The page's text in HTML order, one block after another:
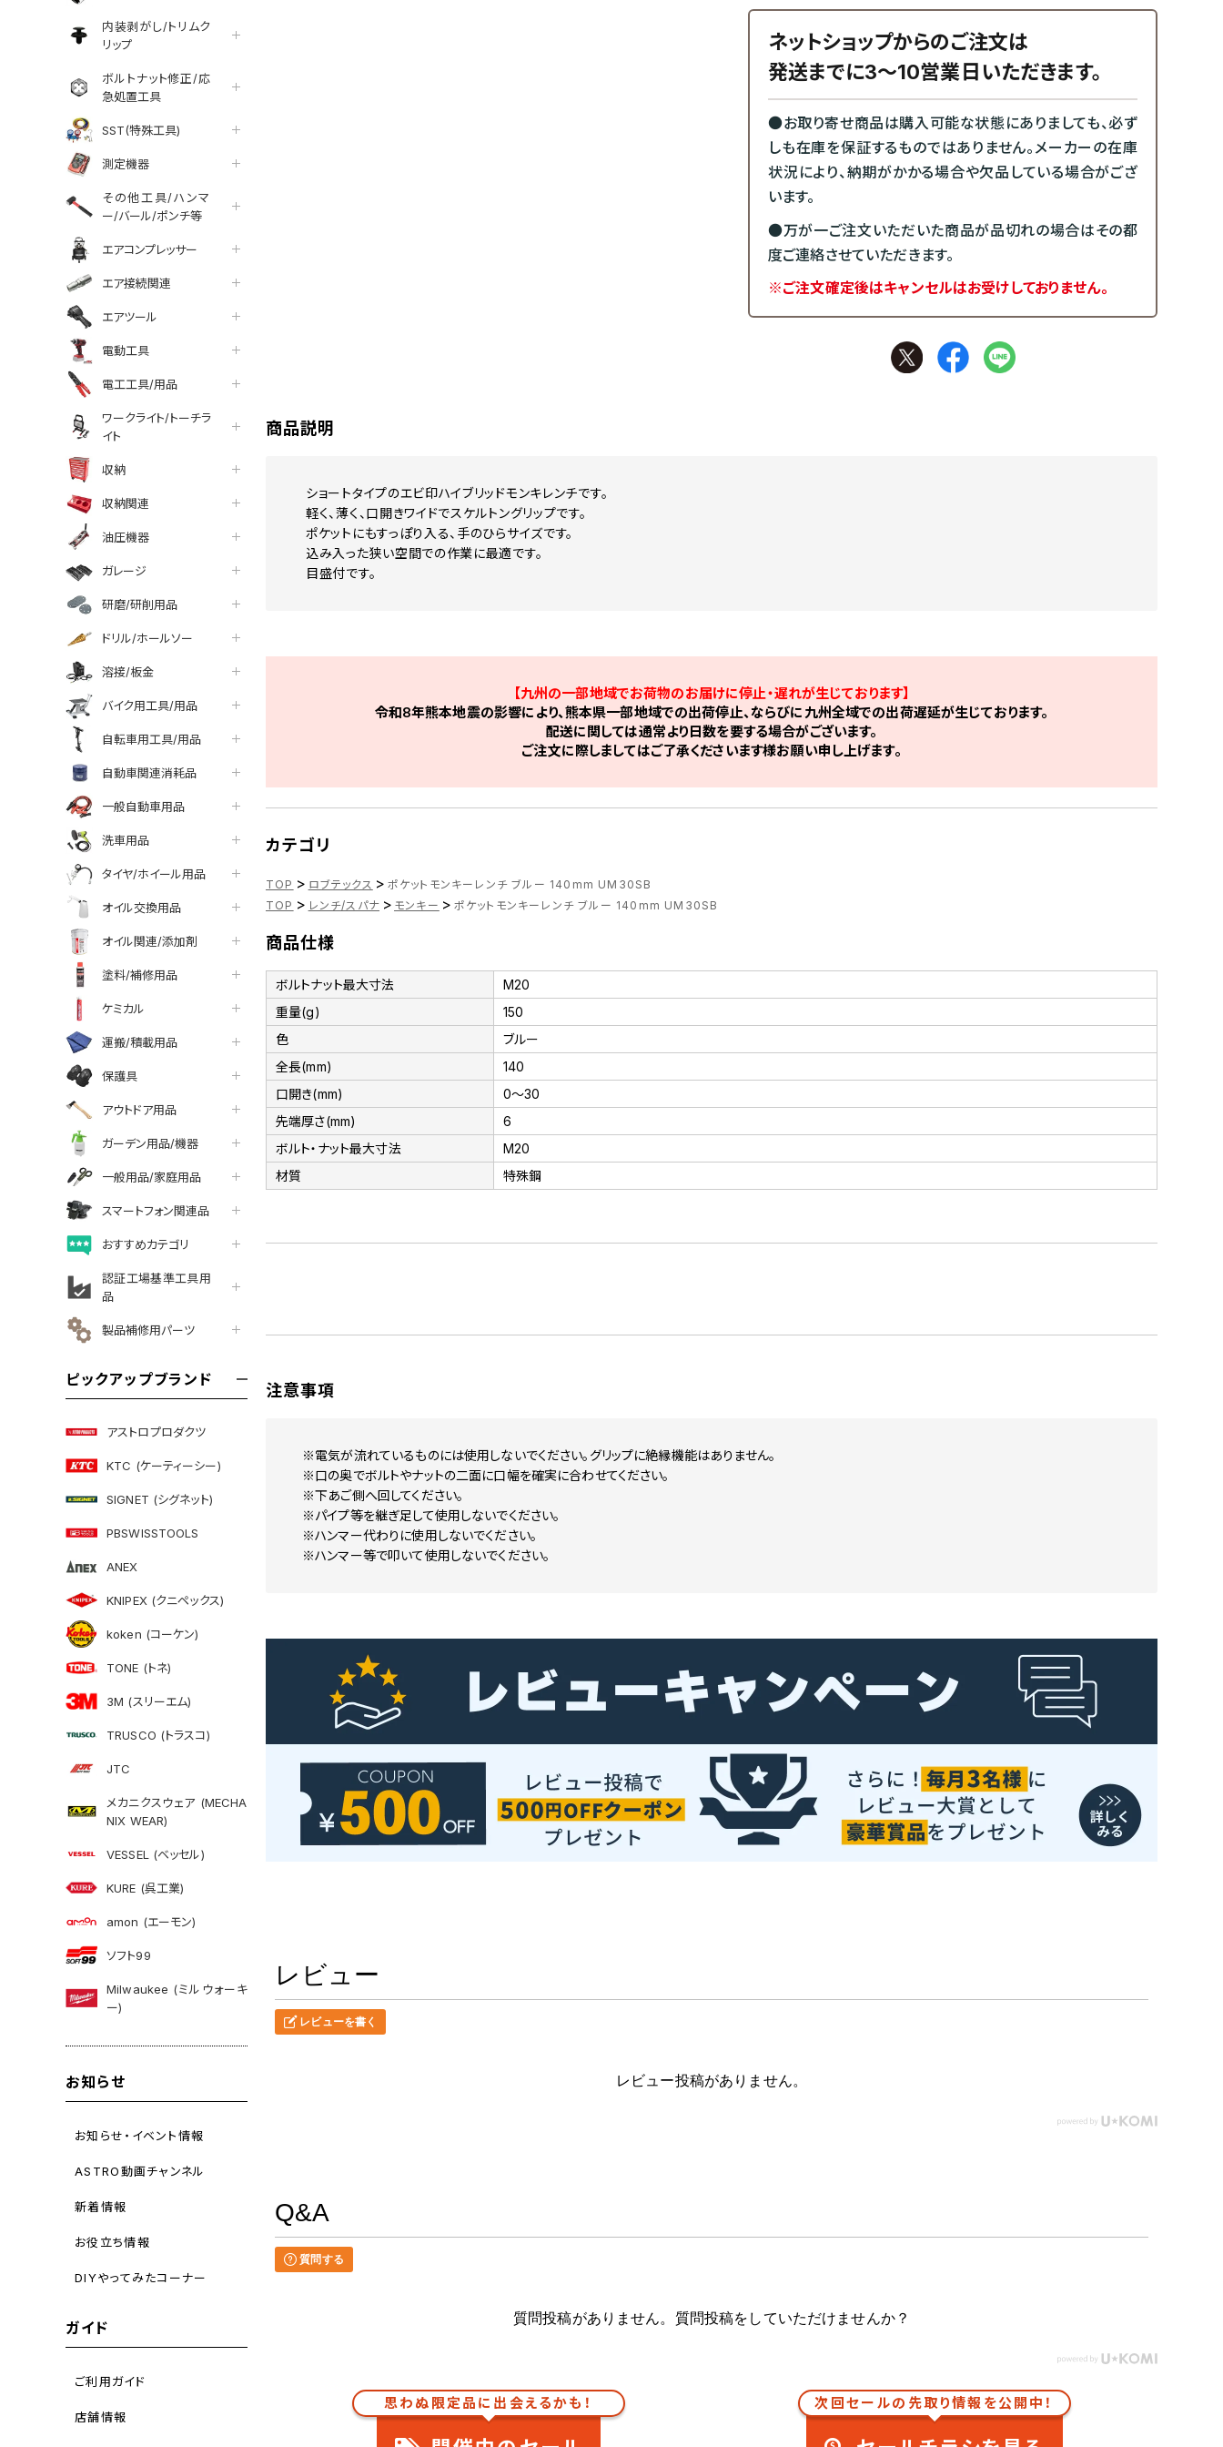
内装剥がし/トリムク
リップ
ボルトナット修正/応
急処置工具
SST(特殊工具)
測定機器
その他工具/ハンマ
ー/バール/ポンチ等
エアコンプレッサー
エア接続関連
エアツール
電動工具
電工工具/用品
ワークライト/トーチラ
イト
収納
収納関連
油圧機器
ガレージ
研磨/研削用品
ドリル/ホールソー
溶接/板金
バイク用工具/用品
自転車用工具/用品
自動車関連消耗品
一般自動車用品
洗車用品
タイヤ/ホイール用品
オイル交換用品
オイル関連/添加剤
塗料/補修用品
ケミカル
運搬/積載用品
保護具
アウトドア用品
ガーデン用品/機器
一般用品/家庭用品
スマートフォン関連品
おすすめカテゴリ
認証工場基準工具用
品
製品補修用パーツ
ピックアップブランド
アストロプロダクツ
KTC (ケーティーシー)
SIGNET (シグネット)
PBSWISSTOOLS
ANEX
KNIPEX (クニペックス)
koken (コーケン)
TONE (トネ)
3M (スリーエム)
TRUSCO (トラスコ)
JTC
メカニクスウェア (MECHA
NIX WEAR)
VESSEL (ベッセル)
KURE (呉工業)
amon (エーモン)
ソフト99
Milwaukee (ミルウォーキ
ー)
お知らせ
お知らせ・イベント情報
ASTRO動画チャンネル
新着情報
お役立ち情報
DIYやってみたコーナー
ガイド
ご利用ガイド
店舗情報
ネットショップからのご注文は
発送までに3～10営業日いただきます。
●お取り寄せ商品は購入可能な状態にありましても、必ず
しも在庫を保証するものではありません。メーカーの在庫
状況により、納期がかかる場合や欠品している場合がござ
います。
●万が一ご注文いただいた商品が品切れの場合はその都
度ご連絡させていただきます。
※ご注文確定後はキャンセルはお受けしておりません。
facebook
line
商品説明
ショートタイプのエビ印ハイブリッドモンキレンチです。
軽く、薄く、口開きワイドでスケルトングリップです。
ポケットにもすっぽり入る、手のひらサイズです。
込み入った狭い空間での作業に最適です。
目盛付です。
【九州の一部地域でお荷物のお届けに停止・遅れが生じております】
令和8年熊本地震の影響により、熊本県一部地域での出荷停止、ならびに九州全域での出荷遅延が生じております。
配送に関しては通常より日数を要する場合がございます。
ご注文に際しましてはご了承くださいます様お願い申し上げます。
カテゴリ
TOP > ロブテックス > ポケットモンキーレンチ ブルー 140mm UM30SB
TOP > レンチ/スパナ > モンキー > ポケットモンキーレンチ ブルー 140mm UM30SB
商品仕様
ボルトナット最大寸法
M20
重量(g)
150
色
ブルー
全長(mm)
140
口開き(mm)
0～30
先端厚さ(mm)
6
ボルト・ナット最大寸法
M20
材質
特殊鋼
注意事項
※電気が流れているものには使用しないでください。グリップに絶縁機能はありません。
※口の奥でボルトやナットの二面に口幅を確実に合わせてください。
※下あご側へ回してください。
※パイプ等を継ぎ足して使用しないでください。
※ハンマー代わりに使用しないでください。
※ハンマー等で叩いて使用しないでください。
レビュー
レビューを書く
レビュー投稿がありません。
Q&A
質問する
質問投稿がありません。質問投稿をしていただけませんか？
思わぬ限定品に出会えるかも！ 次回セールの先取り情報を公開中！